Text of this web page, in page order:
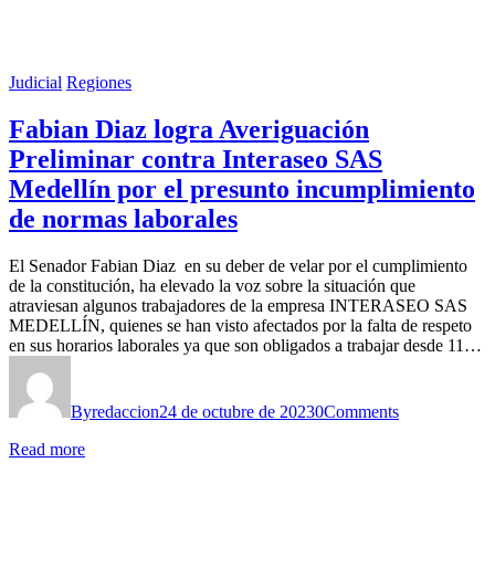
Judicial Regiones
Fabian Diaz logra Averiguación
Preliminar contra Interaseo SAS
Medellín por el presunto incumplimiento
de normas laborales
El Senador Fabian Diaz en su deber de velar por el cumplimiento
de la constitución, ha elevado la voz sobre la situación que
atraviesan algunos trabajadores de la empresa INTERASEO SAS
MEDELLÍN, quienes se han visto afectados por la falta de respeto
en sus horarios laborales ya que son obligados a trabajar desde 11…
Byredaccion24 de octubre de 20230Comments
Read more